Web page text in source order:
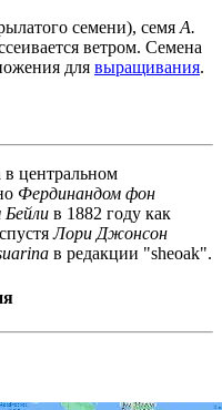
семени), семя A.
ветром. Семена
для выращивания.
в центральном
Фердинандом фон
в 1882 году как
Лори Джонсон
в редакции "sheoak".